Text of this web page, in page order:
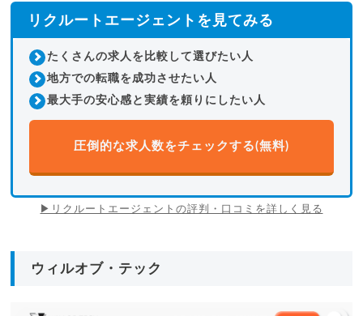
リクルートエージェントを見てみる
たくさんの求人を比較して選びたい人
地方での転職を成功させたい人
最大手の安心感と実績を頼りにしたい人
圧倒的な求人数をチェックする(無料)
▶リクルートエージェントの評判・口コミを詳しく見る
ウィルオブ・テック